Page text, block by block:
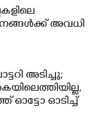
അവധി
അടിച്ചു;
ഓട്ടോ ഓടിച്ച്